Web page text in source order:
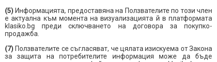
(5) Информацията, предоставяна на Ползвателите по този член
е актуална към момента на визуализацията й в платформата
klasiko.bg преди сключването на договора за покупко-
продажба.
(7) Ползвателите се съгласяват, че цялата изискуема от Закона
за защита на потребителите информация може да бъде